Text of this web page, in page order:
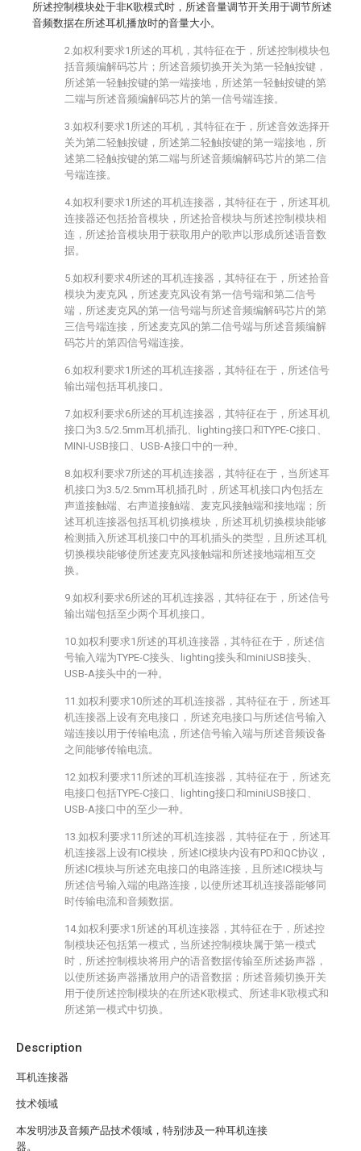
Description
耳机连接器
技术领域
本发明涉及音频产品技术领域，特别涉及一种耳机连接
器。
所述控制模块处于非K歌模式时，所述音量调节开关用于调节所述
音频数据在所述耳机播放时的音量大小。
2.如权利要求1所述的耳机，其特征在于，所述控制模块包
括音频编解码芯片；所述音频切换开关为第一轻触按键，
所述第一轻触按键的第一端接地，所述第一轻触按键的第
二端与所述音频编解码芯片的第一信号端连接。
3.如权利要求1所述的耳机，其特征在于，所述音效选择开
关为第二轻触按键，所述第二轻触按键的第一端接地，所
述第二轻触按键的第二端与所述音频编解码芯片的第二信
号端连接。
4.如权利要求1所述的耳机连接器，其特征在于，所述耳机
连接器还包括拾音模块，所述拾音模块与所述控制模块相
连，所述拾音模块用于获取用户的歌声以形成所述语音数
据。
5.如权利要求4所述的耳机连接器，其特征在于，所述拾音
模块为麦克风，所述麦克风设有第一信号端和第二信号
端，所述麦克风的第一信号端与所述音频编解码芯片的第
三信号端连接，所述麦克风的第二信号端与所述音频编解
码芯片的第四信号端连接。
6.如权利要求1所述的耳机连接器，其特征在于，所述信号
输出端包括耳机接口。
7.如权利要求6所述的耳机连接器，其特征在于，所述耳机
接口为3.5/2.5mm耳机插孔、lighting接口和TYPE-C接口、
MINI-USB接口、USB-A接口中的一种。
8.如权利要求7所述的耳机连接器，其特征在于，当所述耳
机接口为3.5/2.5mm耳机插孔时，所述耳机接口内包括左
声道接触端、右声道接触端、麦克风接触端和接地端；所
述耳机连接器包括耳机切换模块，所述耳机切换模块能够
检测插入所述耳机接口中的耳机插头的类型，且所述耳机
切换模块能够使所述麦克风接触端和所述接地端相互交
换。
9.如权利要求6所述的耳机连接器，其特征在于，所述信号
输出端包括至少两个耳机接口。
10.如权利要求1所述的耳机连接器，其特征在于，所述信
号输入端为TYPE-C接头、lighting接头和miniUSB接头、
USB-A接头中的一种。
11.如权利要求10所述的耳机连接器，其特征在于，所述耳
机连接器上设有充电接口，所述充电接口与所述信号输入
端连接以用于传输电流，所述信号输入端与所述音频设备
之间能够传输电流。
12.如权利要求11所述的耳机连接器，其特征在于，所述充
电接口包括TYPE-C接口、lighting接口和miniUSB接口、
USB-A接口中的至少一种。
13.如权利要求11所述的耳机连接器，其特征在于，所述耳
机连接器上设有IC模块，所述IC模块内设有PD和QC协议，
所述IC模块与所述充电接口的电路连接，且所述IC模块与
所述信号输入端的电路连接，以使所述耳机连接器能够同
时传输电流和音频数据。
14.如权利要求1所述的耳机连接器，其特征在于，所述控
制模块还包括第一模式，当所述控制模块属于第一模式
时，所述控制模块将用户的语音数据传输至所述扬声器，
以使所述扬声器播放用户的语音数据；所述音频切换开关
用于使所述控制模块的在所述K歌模式、所述非K歌模式和
所述第一模式中切换。